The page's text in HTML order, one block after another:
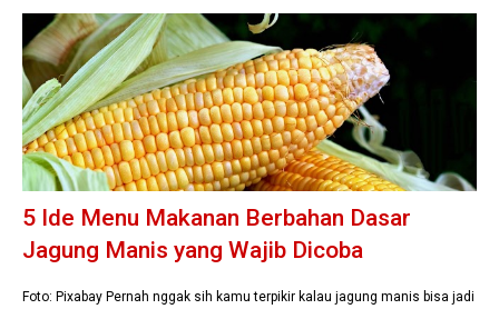
5 Ide Menu Makanan Berbahan Dasar
Jagung Manis yang Wajib Dicoba
Foto: Pixabay Pernah nggak sih kamu terpikir kalau jagung manis bisa jadi